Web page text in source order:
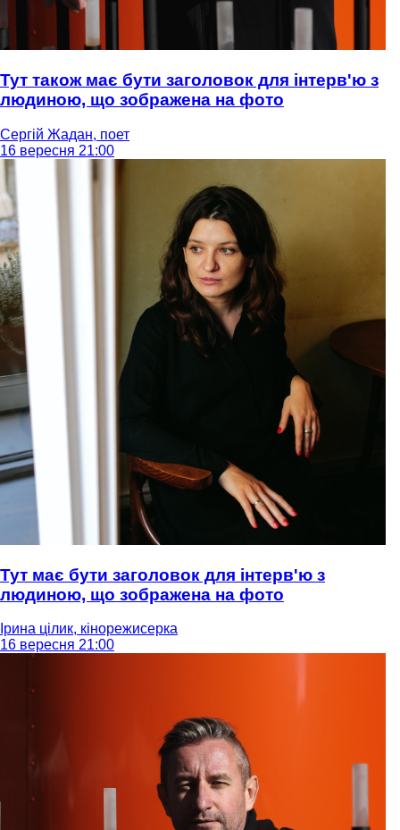
Тут також має бути заголовок для інтерв'ю з
людиною, що зображена на фото
Сергій Жадан, поет
16 вересня 21:00
Тут має бути заголовок для інтерв'ю з
людиною, що зображена на фото
Ірина цілик, кінорежисерка
16 вересня 21:00